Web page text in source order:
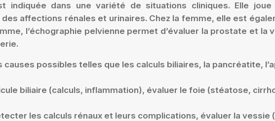
indiquée dans une variété de situations cliniques. Elle
affections rénales et urinaires. Chez la femme, elle est
l’échographie pelvienne permet d’évaluer la prostate et
causes possibles telles que les calculs biliaires, la pancréatite,
biliaire (calculs, inflammation), évaluer le foie (stéatose,
les calculs rénaux et leurs complications, évaluer la